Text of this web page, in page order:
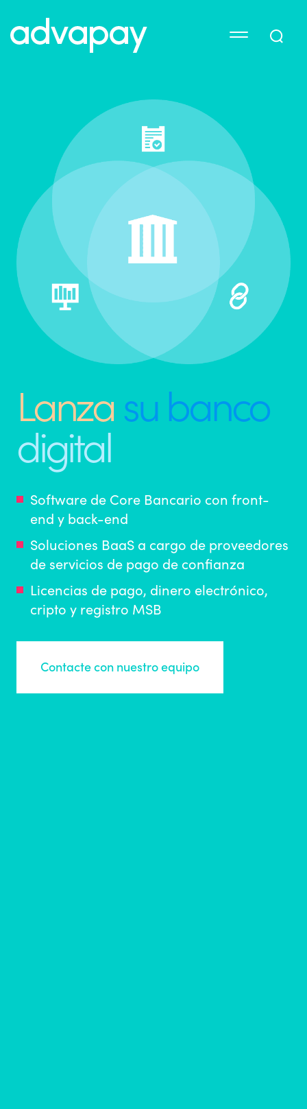
Lanza su banco
digital
Software de Core Bancario con front-
end y back-end
Soluciones BaaS a cargo de proveedores
de servicios de pago de confianza
Licencias de pago, dinero electrónico,
cripto y registro MSB
Contacte con nuestro equipo